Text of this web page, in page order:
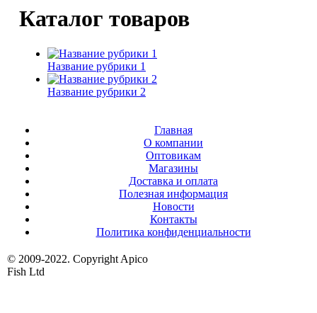
Каталог товаров
Название рубрики 1
Название рубрики 2
Главная
О компании
Оптовикам
Магазины
Доставка и оплата
Полезная информация
Новости
Контакты
Политика конфиденциальности
© 2009-2022. Copyright Apico
Fish Ltd